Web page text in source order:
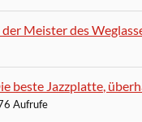
Meister des
beste Jazzplatte,
Aufrufe